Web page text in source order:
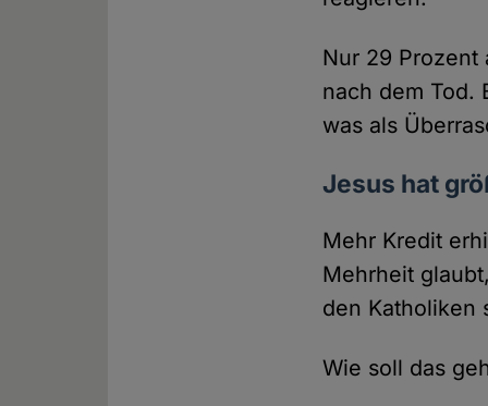
Nur 29 Prozent
nach dem Tod.
was als
Jesus hat
Mehr Kredit
Mehrheit
den Katholiken
Wie soll das